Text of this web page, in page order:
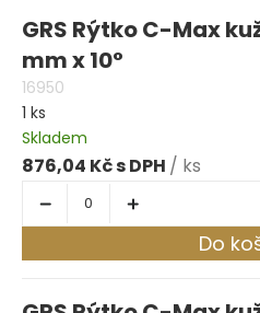
GRS Rýtko C-Max
mm x 10°
16950
1 ks
Skladem
876,04 Kč / ks
Do